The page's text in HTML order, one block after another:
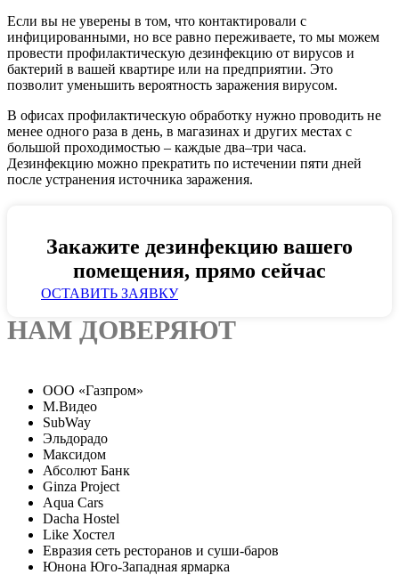
Если вы не уверены в том, что контактировали с
инфицированными, но все равно переживаете, то мы можем
провести профилактическую дезинфекцию от вирусов и
бактерий в вашей квартире или на предприятии. Это
позволит уменьшить вероятность заражения вирусом.
В офисах профилактическую обработку нужно проводить не
менее одного раза в день, в магазинах и других местах с
большой проходимостью – каждые два–три часа.
Дезинфекцию можно прекратить по истечении пяти дней
после устранения источника заражения.
Закажите дезинфекцию вашего
помещения, прямо сейчас
ОСТАВИТЬ ЗАЯВКУ
НАМ ДОВЕРЯЮТ
ООО «Газпром»
М.Видео
SubWay
Эльдорадо
Максидом
Абсолют Банк
Ginza Project
Aqua Cars
Dacha Hostel
Like Хостел
Евразия сеть ресторанов и суши-баров
Юнона Юго-Западная ярмарка